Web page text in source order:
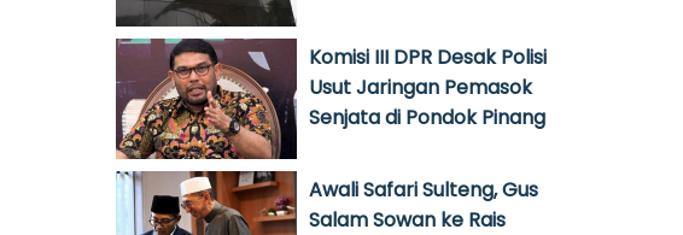
Komisi III DPR Desak Polisi
Usut Jaringan Pemasok
Senjata di Pondok Pinang
Awali Safari Sulteng, Gus
Salam Sowan ke Rais